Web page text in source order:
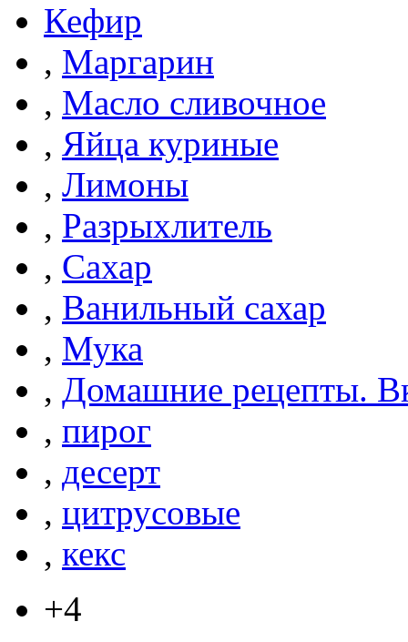
Кефир
, Маргарин
, Масло сливочное
, Яйца куриные
, Лимоны
, Разрыхлитель
, Сахар
, Ванильный сахар
, Мука
, Домашние рецепты.
, пирог
, десерт
, цитрусовые
, кекс
+4